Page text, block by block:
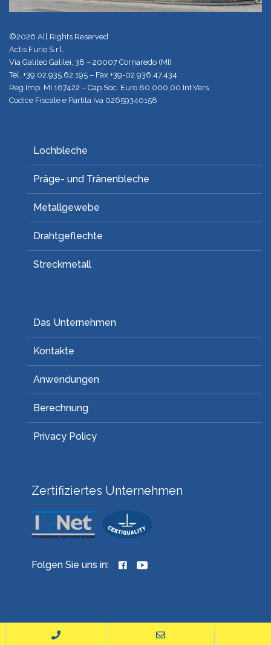
©2026 All Rights Reserved
Actis Furio S.r.l.
Via Galileo Galilei, 38 – 20007 Cornaredo (MI)
Tel. +39 02.935.62.195 – Fax +39-02.936.47.434
Reg.Imp. MI 167422 – Cap.Soc. Euro 80.000,00 Int.Vers.
Codice Fiscale e Partita Iva 02659340158
Lochbleche
Präge- und Tränenbleche
Metallgewebe
Drahtgeflechte
Streckmetall
Das Unternehmen
Kontakte
Anwendungen
Berechnung
Privacy Policy
Zertifiziertes Unternehmen
Folgen Sie uns in: